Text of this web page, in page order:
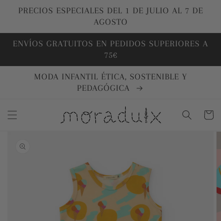
directamente
PRECIOS ESPECIALES DEL 1 DE JULIO AL 7 DE
AGOSTO
ENVÍOS GRATUITOS EN PEDIDOS SUPERIORES A
75€
MODA INFANTIL ÉTICA, SOSTENIBLE Y
PEDAGÓGICA
Carrito
información